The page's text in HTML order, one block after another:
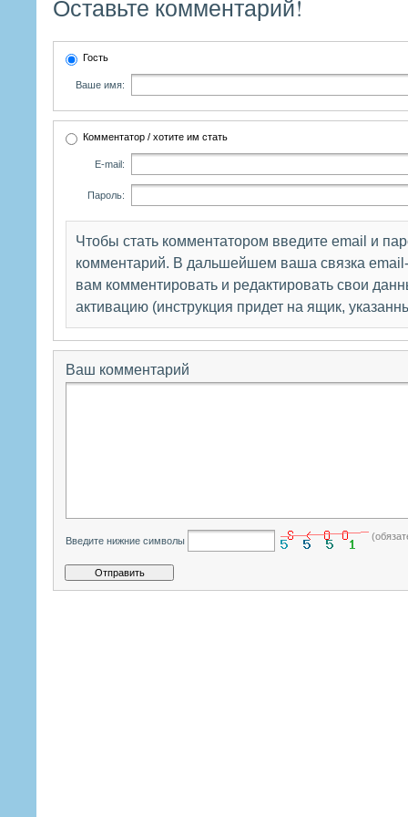
Оставьте комментарий!
Гость
Ваше имя:
Комментатор / хотите им стать
E-mail:
Пароль:
Чтобы стать комментатором введите email и
комментарий. В дальшейшем ваша связка
вам комментировать и редактировать свои
активацию (инструкция придет на ящик,
Ваш комментарий
Введите нижние символы